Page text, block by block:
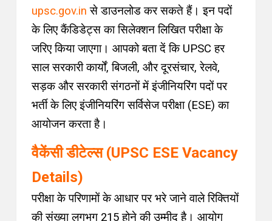
upsc.gov.in से डाउनलोड कर सकते हैं। इन पदों
के लिए कैंडिडेट्स का सिलेक्शन लिखित परीक्षा के
जरिए किया जाएगा। आपको बता दें कि UPSC हर
साल सरकारी कार्यों, बिजली, और दूरसंचार, रेलवे,
सड़क और सरकारी संगठनों में इंजीनियरिंग पदों पर
भर्ती के लिए इंजीनियरिंग सर्विसेज परीक्षा (ESE) का
आयोजन करता है।
वैकेंसी डीटेल्स (UPSC ESE Vacancy
Details)
परीक्षा के परिणामों के आधार पर भरे जाने वाले रिक्तियों
की संख्या लगभग 215 होने की उम्मीद है। आयोग